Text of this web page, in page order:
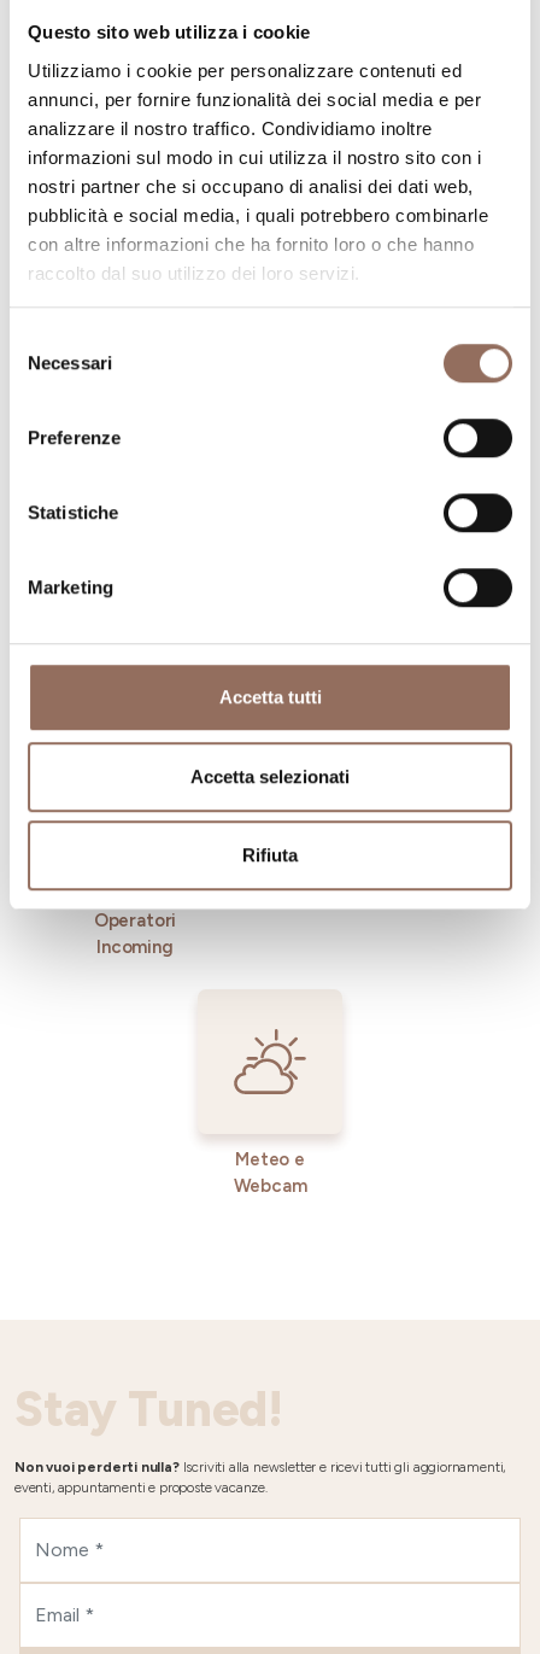
Questo sito web utilizza i cookie
Utilizziamo i cookie per personalizzare contenuti ed
annunci, per fornire funzionalità dei social media e per
analizzare il nostro traffico. Condividiamo inoltre
informazioni sul modo in cui utilizza il nostro sito con i
nostri partner che si occupano di analisi dei dati web,
pubblicità e social media, i quali potrebbero combinarle
con altre informazioni che ha fornito loro o che hanno
raccolto dal suo utilizzo dei loro servizi.
delNecessari
Preferenze
Statistiche
Marketing
Accetta tutti
Accetta selezionati
Rifiuta
Numero stanze: 3
Numero di bagni:3
Numero letti:
La tua vacanza
Pianifica dove dormire, dove mangiare, cosa fare e
un occhio al meteo in tempo reale
Registro
Operatori
Incoming
Servizi
Meteo e
Webcam
Stay Tuned!
Non vuoi perderti nulla?Iscriviti alla newsletter e ricevi tutti gli aggiornamenti,
eventi, appuntamenti e proposte vacanze.